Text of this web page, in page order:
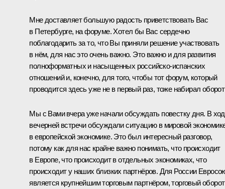
Мне доставляет большую радость приветствовать Вас
в Петербурге, на форуме. Хотел бы Вас сердечно
поблагодарить за то, что Вы приняли решение участвовать
в нём, для нас это очень важно. Это важно и для развития
полноформатных и насыщенных российско-испанских
отношений и, конечно, для того, чтобы тот форум, который
проводится здесь уже не в первый раз, тоже набирал
Мы с Вами вчера уже начали обсуждать повестку дня. В
вечерней встречи обсуждали ситуацию в мировой
в европейской экономике. Это был интересный разговор,
потому как для нас крайне важно понимать, что происходит
в Европе, что происходит в отдельных экономиках, что
происходит у наших близких партнёров. Для России
является крупнейшим торговым партнёром, торговый оборот